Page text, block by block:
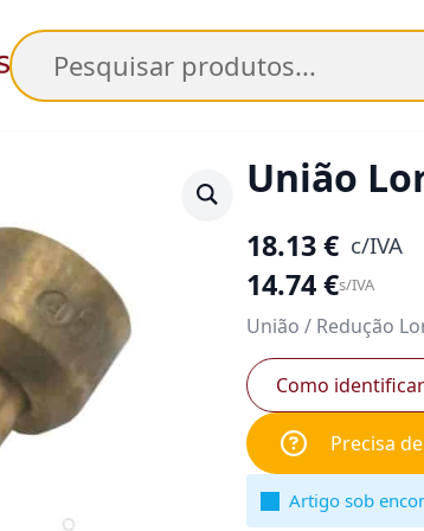
Pesquisar
União
18.13€ c/IVA
14.74€s/IVA
União / Redução
Como
Precisa
Artigo sob